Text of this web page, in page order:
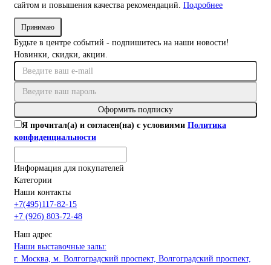
сайтом и повышения качества рекомендаций. Подробнее
Принимаю
Будьте в центре событий - подпишитесь на наши новости!
Новинки, скидки, акции.
Оформить подписку
Я прочитал(а) и согласен(на) с условиями Политика
конфиденциальности
Информация для покупателей
Категории
Наши контакты
+7(495)117-82-15
+7 (926) 803-72-48
Наш адрес
Наши выставочные залы:
г. Москва, м. Волгоградский проспект, Волгоградский проспект,